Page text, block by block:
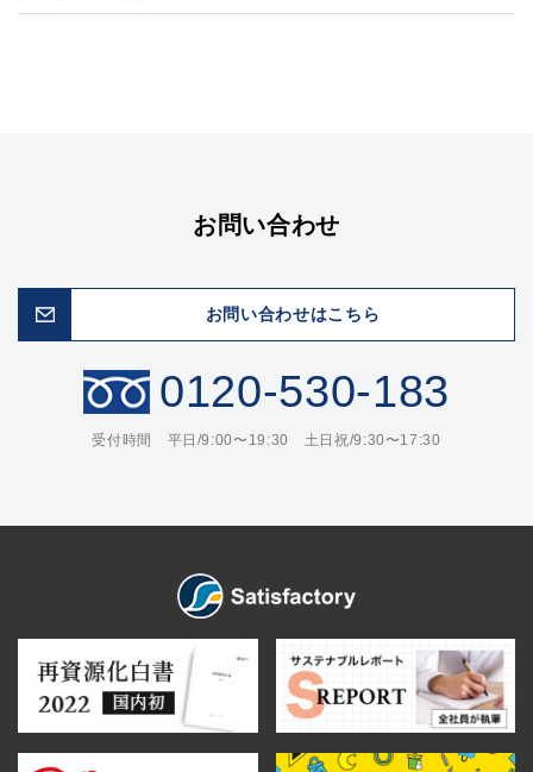
お問い合わせ
お問い合わせはこちら
0120-530-183
受付時間 平日/9:00〜19:30 土日祝/9:30〜17:30